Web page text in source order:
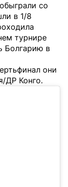
со
в 1/8
турнире
Болгарию в
они
ДР Конго.